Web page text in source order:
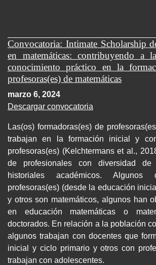
Convocatoria: Intimate Scholarship
en matemáticas: contribuyendo a
conocimiento práctico en la
profesoras(es) de matemáticas
marzo 6, 2024
Descargar convocatoria
Las(os) formadoras(es) de
trabajan en la formación inicial y
profesoras(es) (Kelchtermans et al.,
de profesionales con diversidad de
historiales académicos.
profesoras(es) (desde la educación
y otros son matemáticos, algunos han
en educación matemáticas o
doctorados. En relación a la población
algunos trabajan con docentes que
inicial y ciclo primario y otros con
trabajan con adolescentes.